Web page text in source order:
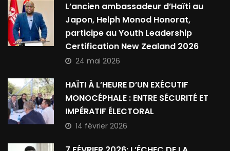
L’ancien ambassadeur d’Haïti au
Japon, Helph Monod Honorat,
participe au Youth Leadership
Certification New Zealand 2026
24 mai 2026
HAÏTI À L’HEURE D’UN EXÉCUTIF
MONOCÉPHALE : ENTRE SÉCURITÉ ET
IMPÉRATIF ÉLECTORAL
14 février 2026